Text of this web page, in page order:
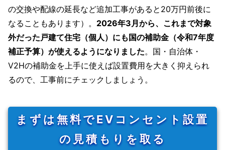
の交換や配線の延長など追加工事があると20万円前後に
なることもあります）。 2026年3月から、これまで対象
外だった戸建て住宅（個人）にも国の補助金（令和7年度
補正予算）が使えるようになりました。国・自治体・
V2Hの補助金を上手に使えば設置費用を大きく抑えられ
るので、工事前にチェックしましょう。
まずは無料でEVコンセント設置
の見積もりを取る